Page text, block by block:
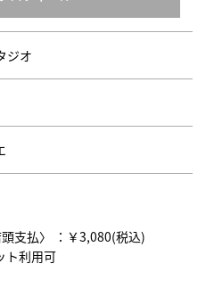
ジオ
支払〉 ：￥3,080(税込)
ト利用可